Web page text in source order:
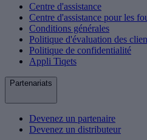
Centre d'assistance
Centre d'assistance pour les
Conditions générales
Politique d'évaluation des
Politique de confidentialité
Appli Tiqets
Partenariats
Devenez un partenaire
Devenez un distributeur